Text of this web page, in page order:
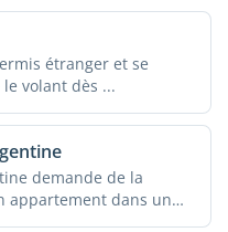
étranger et se
volant dès ...
demande de la
appartement dans un